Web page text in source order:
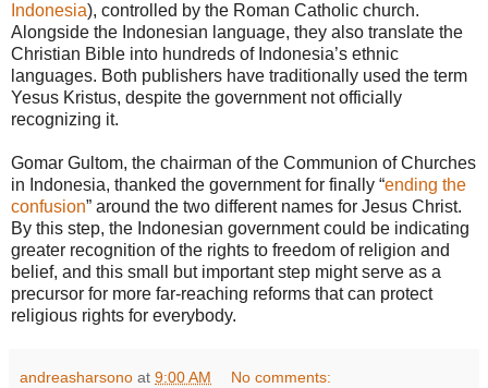
Indonesia), controlled by the Roman Catholic church.
Alongside the Indonesian language, they also translate the
Christian Bible into hundreds of Indonesia’s ethnic
languages. Both publishers have traditionally used the term
Yesus Kristus, despite the government not officially
recognizing it.
Gomar Gultom, the chairman of the Communion of Churches
in Indonesia, thanked the government for finally “ending the
confusion” around the two different names for Jesus Christ.
By this step, the Indonesian government could be indicating
greater recognition of the rights to freedom of religion and
belief, and this small but important step might serve as a
precursor for more far-reaching reforms that can protect
religious rights for everybody.
andreasharsono at 9:00 AM No comments: